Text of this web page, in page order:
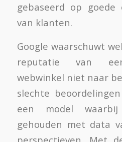
gebaseerd op
van klanten.
Google waarschuwt
reputatie van
webwinkel niet naar
slechte
een model
gehouden met data